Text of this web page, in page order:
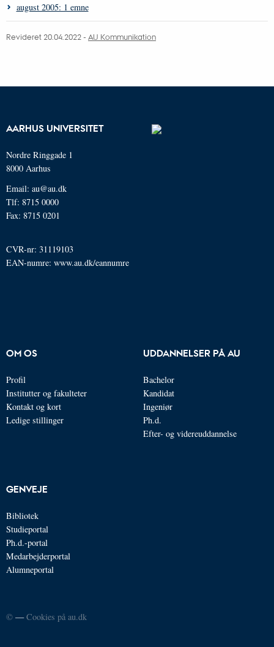
august 2005: 1 emne
Revideret 20.04.2022 - AU Kommunikation
AARHUS UNIVERSITET
Nordre Ringgade 1
8000 Aarhus
Email: au@au.dk
Tlf: 8715 0000
Fax: 8715 0201
CVR-nr: 31119103
EAN-numre: www.au.dk/eannumre
OM OS
Profil
Institutter og fakulteter
Kontakt og kort
Ledige stillinger
UDDANNELSER PÅ AU
Bachelor
Kandidat
Ingeniør
Ph.d.
Efter- og videreuddannelse
GENVEJE
Bibliotek
Studieportal
Ph.d.-portal
Medarbejderportal
Alumneportal
© —Cookies på au.dk